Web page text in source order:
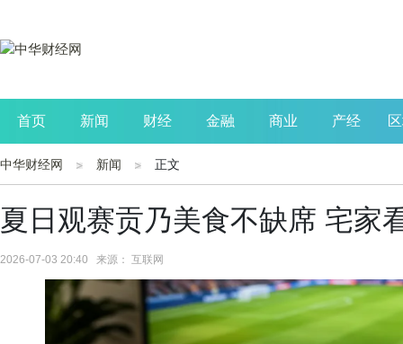
首页 新闻 财经 金融 商业 产经
公司 生活 读书
中华财经网 新闻 正文
夏日观赛贡乃美食不缺席 宅家
2026-07-03 20:40 来源： 互联网